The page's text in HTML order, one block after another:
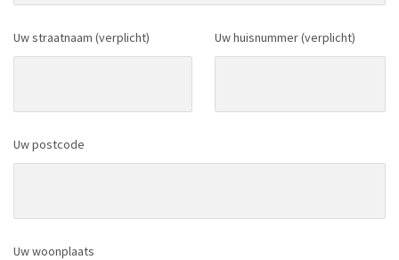
Uw straatnaam (verplicht) Uw huisnummer (verplicht)
Uw postcode
Uw woonplaats